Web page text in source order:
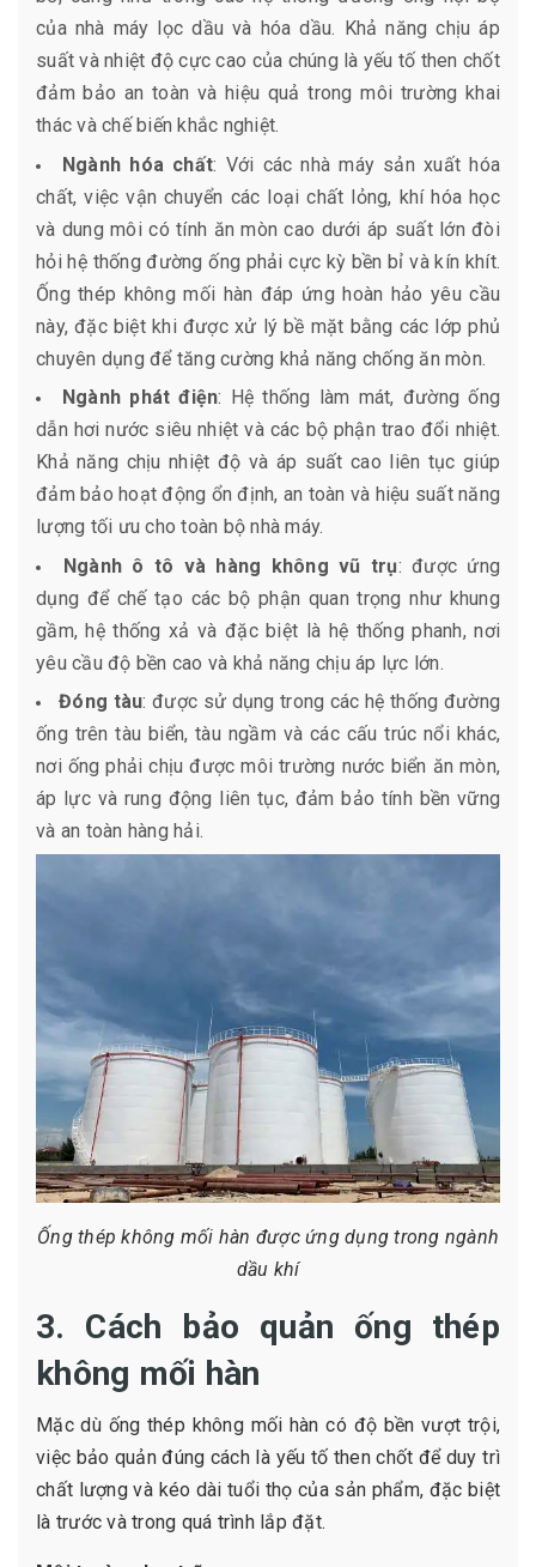
của nhà máy lọc dầu và hóa dầu. Khả năng chịu áp
suất và nhiệt độ cực cao của chúng là yếu tố then chốt
đảm bảo an toàn và hiệu quả trong môi trường khai
thác và chế biến khắc nghiệt.
Ngành hóa chất: Với các nhà máy sản xuất hóa
chất, việc vận chuyển các loại chất lỏng, khí hóa học
và dung môi có tính ăn mòn cao dưới áp suất lớn đòi
hỏi hệ thống đường ống phải cực kỳ bền bỉ và kín khít.
Ống thép không mối hàn đáp ứng hoàn hảo yêu cầu
này, đặc biệt khi được xử lý bề mặt bằng các lớp phủ
chuyên dụng để tăng cường khả năng chống ăn mòn.
Ngành phát điện: Hệ thống làm mát, đường ống
dẫn hơi nước siêu nhiệt và các bộ phận trao đổi nhiệt.
Khả năng chịu nhiệt độ và áp suất cao liên tục giúp
đảm bảo hoạt động ổn định, an toàn và hiệu suất năng
lượng tối ưu cho toàn bộ nhà máy.
Ngành ô tô và hàng không vũ trụ: được ứng
dụng để chế tạo các bộ phận quan trọng như khung
gầm, hệ thống xả và đặc biệt là hệ thống phanh, nơi
yêu cầu độ bền cao và khả năng chịu áp lực lớn.
Đóng tàu: được sử dụng trong các hệ thống đường
ống trên tàu biển, tàu ngầm và các cấu trúc nổi khác,
nơi ống phải chịu được môi trường nước biển ăn mòn,
áp lực và rung động liên tục, đảm bảo tính bền vững
và an toàn hàng hải.
Ống thép không mối hàn được ứng dụng trong ngành
dầu khí
3. Cách bảo quản ống thép
không mối hàn
Mặc dù ống thép không mối hàn có độ bền vượt trội,
việc bảo quản đúng cách là yếu tố then chốt để duy trì
chất lượng và kéo dài tuổi thọ của sản phẩm, đặc biệt
là trước và trong quá trình lắp đặt.